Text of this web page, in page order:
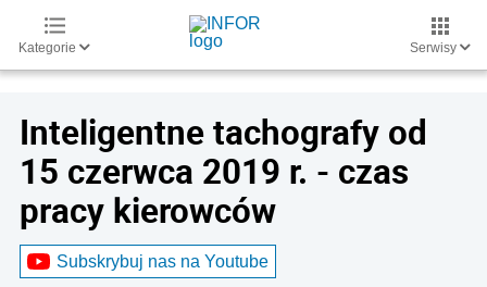
Kategorie Serwisy
Inteligentne tachografy od
15 czerwca 2019 r. - czas
pracy kierowców
Subskrybuj nas na Youtube